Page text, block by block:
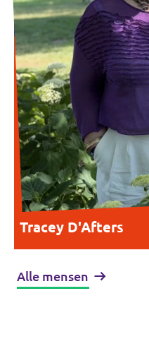
Tracey D'Afters
Alle mensen